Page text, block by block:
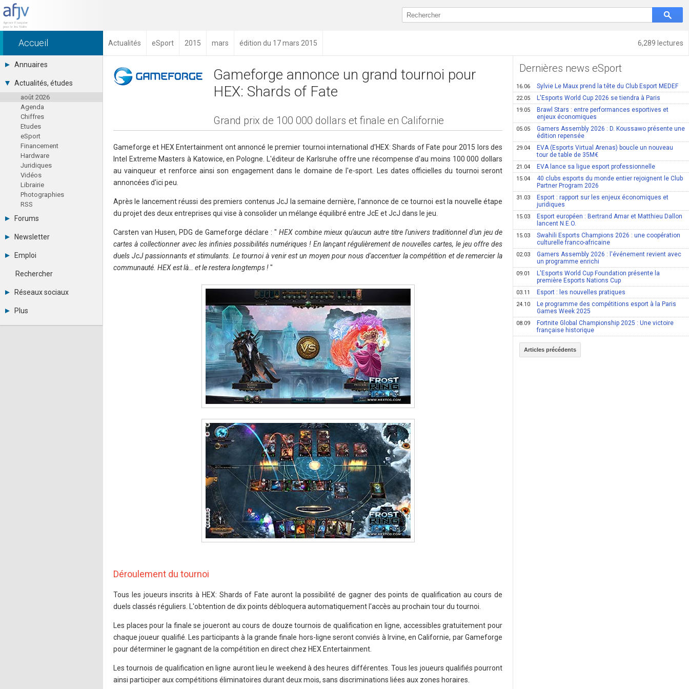
6,289 lectures
Accueil Actualités eSport 2015 mars édition du 17 mars 2015
Annuaires
Toutes les sociétés (691)
Studios (418)
Editeurs (49)
Distributeurs (16)
Hard. / Accessoires (10)
Middlewares (15)
Prestataires (99)
Assoc. / Syndicats (21)
Formations / Ecoles (46)
Presse spécialisée (17)
Actualités, études
août 2026
Agenda
Chiffres
Etudes
eSport
Financement
Hardware
Juridiques
Vidéos
Librairie
Photographies
RSS
Forums
Tous les forums
Se connecter
Messages privés
Contacter un modérateur
Newsletter
Archives
Abonnement
Emploi
Consulter les annonces
Observatoire de l'emploi
Rechercher
Réseaux sociaux
LinkedIn
Plus
Annonceurs
Gameforge annonce un grand tournoi pour
HEX: Shards of Fate
Grand prix de 100 000 dollars et finale en Californie
Gameforge et HEX Entertainment ont annoncé le premier tournoi international d'HEX: Shards of Fate pour 2015 lors des
Intel Extreme Masters à Katowice, en Pologne. L'éditeur de Karlsruhe offre une récompense d'au moins 100 000 dollars
au vainqueur et renforce ainsi son engagement dans le domaine de l'e-sport. Les dates officielles du tournoi seront
annoncées d'ici peu.
Après le lancement réussi des premiers contenus JcJ la semaine dernière, l'annonce de ce tournoi est la nouvelle étape
du projet des deux entreprises qui vise à consolider un mélange équilibré entre JcE et JcJ dans le jeu.
Carsten van Husen, PDG de Gameforge déclare : " HEX combine mieux qu'aucun autre titre l'univers traditionnel d'un jeu de
cartes à collectionner avec les infinies possibilités numériques ! En lançant régulièrement de nouvelles cartes, le jeu offre des
duels JcJ passionnants et stimulants. Le tournoi à venir est un moyen pour nous d'accentuer la compétition et de remercier la
communauté. HEX est là… et le restera longtemps !"
Déroulement du tournoi
Tous les joueurs inscrits à HEX: Shards of Fate auront la possibilité de gagner des points de qualification au cours de
duels classés réguliers. L'obtention de dix points débloquera automatiquement l'accès au prochain tour du tournoi.
Les places pour la finale se joueront au cours de douze tournois de qualification en ligne, accessibles gratuitement pour
chaque joueur qualifié. Les participants à la grande finale hors-ligne seront conviés à Irvine, en Californie, par Gameforge
pour déterminer le gagnant de la compétition en direct chez HEX Entertainment.
Les tournois de qualification en ligne auront lieu le weekend à des heures différentes. Tous les joueurs qualifiés pourront
ainsi participer aux compétitions éliminatoires durant deux mois, sans discriminations liées aux zones horaires.
Dernières news eSport
16.06 Sylvie Le Maux prend la tête du Club Esport MEDEF
22.05 L'Esports World Cup 2026 se tiendra à Paris
19.05
Brawl Stars : entre performances esportives et
enjeux économiques
05.05
Gamers Assembly 2026 : D. Koussawo présente une
édition repensée
29.04
EVA (Esports Virtual Arenas) boucle un nouveau
tour de table de 35M€
21.04 EVA lance sa ligue esport professionnelle
15.04
40 clubs esports du monde entier rejoignent le Club
Partner Program 2026
31.03
Esport : rapport sur les enjeux économiques et
juridiques
15.03
Esport européen : Bertrand Amar et Matthieu Dallon
lancent N.E.O.
15.03
Swahili Esports Champions 2026 : une coopération
culturelle franco-africaine
02.03
Gamers Assembly 2026 : l'événement revient avec
un programme enrichi
09.01
L'Esports World Cup Foundation présente la
première Esports Nations Cup
03.11 Esport : les nouvelles pratiques
24.10
Le programme des compétitions esport à la Paris
Games Week 2025
08.09
Fortnite Global Championship 2025 : Une victoire
française historique
Articles précédents